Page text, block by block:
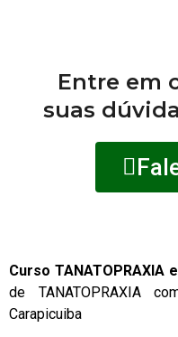
Entre em
suas
Curso TANATOPRAXIA
de TANATOPRAXIA
Carapicuiba